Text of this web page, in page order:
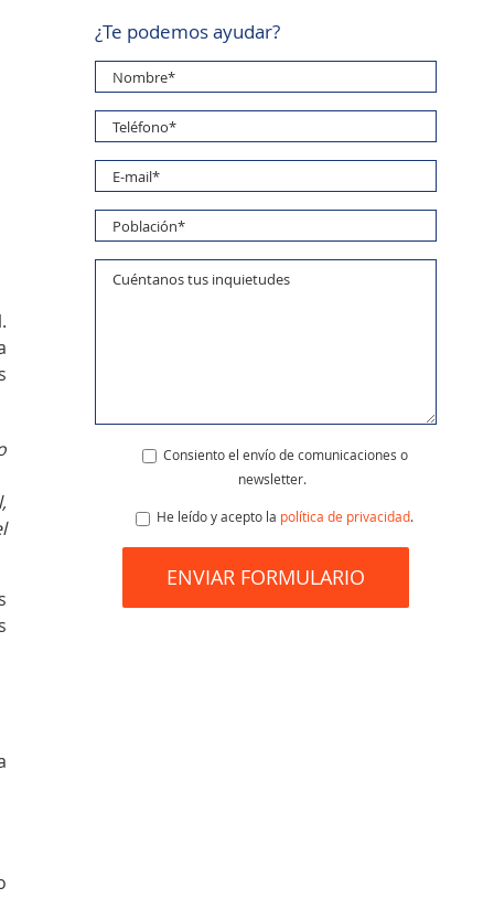
¿Te podemos ayudar?
Consiento el envío de comunicaciones o
newsletter.
He leído y acepto la política de privacidad.